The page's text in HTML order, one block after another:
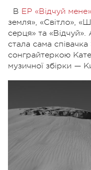
В EP «Відчуй мене»
земля», «Світло»,
серця» та «Відчуй».
стала сама
сонграйтеркою
музичної збірки —